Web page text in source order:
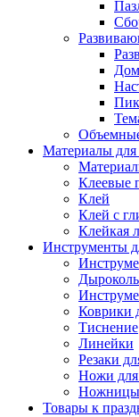
Материалы для
Клеевые
Клей
Клей с
Клейкая
Инструменты
Коврики
Тиснение
Линейки
Резаки
Ножи для
Ножницы
Товары к